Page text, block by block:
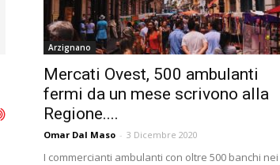
Arzignano
Mercati Ovest, 500 ambulanti
fermi da un mese scrivono alla
Regione....
Omar Dal Maso - 3 Dicembre 2020
I commercianti ambulanti con oltre 500 banchi nei